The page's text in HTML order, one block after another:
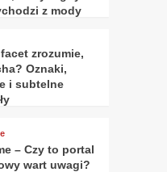
z mody
zrozumie,
Oznaki,
i subtelne
– Czy to portal
wart uwagi?